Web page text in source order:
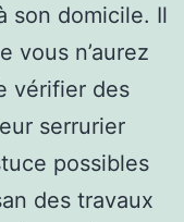
son domicile. Il
vous n’aurez
vérifier des
serrurier
possibles
des travaux